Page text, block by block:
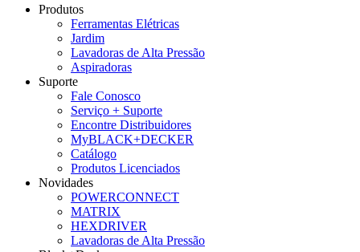
Produtos
Ferramentas Elétricas
Jardim
Lavadoras de Alta Pressão
Aspiradoras
Suporte
Fale Conosco
Serviço + Suporte
Encontre Distribuidores
MyBLACK+DECKER
Catálogo
Produtos Licenciados
Novidades
POWERCONNECT
MATRIX
HEXDRIVER
Lavadoras de Alta Pressão